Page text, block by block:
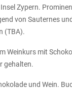
Zypern.
von Sauternes
(TBA).
Weinkurs mit
gehalten.
und Wein.